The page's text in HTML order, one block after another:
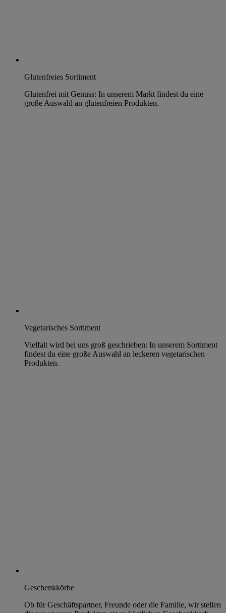
Glutenfreies Sortiment
Glutenfrei mit Genuss: In unserem Markt findest du eine
große Auswahl an glutenfreien Produkten.
Vegetarisches Sortiment
Vielfalt wird bei uns groß geschrieben: In unserem Sortiment
findest du eine große Auswahl an leckeren vegetarischen
Produkten.
Geschenkkörbe
Ob für Geschäftspartner, Freunde oder die Familie, wir stellen